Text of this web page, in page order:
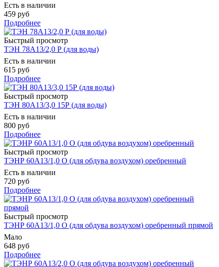
Есть в наличии
459 руб
Подробнее
Быстрый просмотр
ТЭН 78А13/2,0 Р (для воды)
Есть в наличии
615 руб
Подробнее
Быстрый просмотр
ТЭН 80А13/3,0 15Р (для воды)
Есть в наличии
800 руб
Подробнее
Быстрый просмотр
ТЭНР 60А13/1,0 О (для обдува воздухом) оребренный
Есть в наличии
720 руб
Подробнее
Быстрый просмотр
ТЭНР 60А13/1,0 О (для обдува воздухом) оребренный прямой
Мало
648 руб
Подробнее